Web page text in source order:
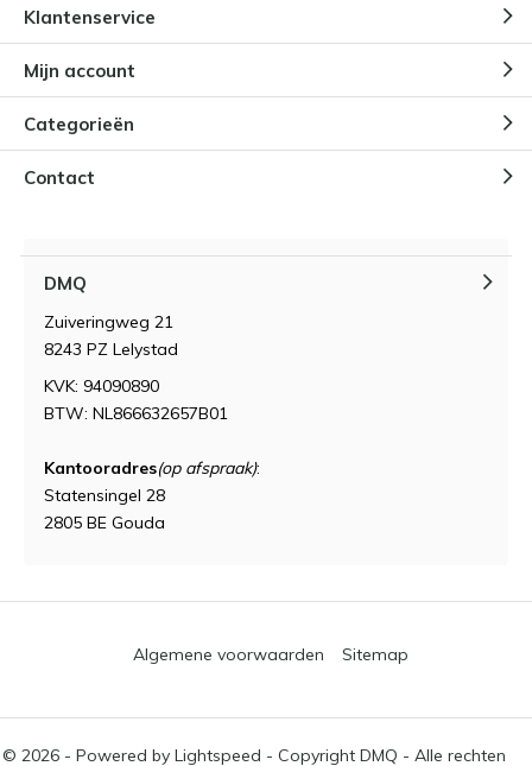
Klantenservice
Mijn account
Categorieën
Contact
DMQ
Zuiveringweg 21
8243 PZ Lelystad
KVK: 94090890
BTW: NL866632657B01
Kantooradres(op afspraak):
Statensingel 28
2805 BE Gouda
© 2026 - Powered by Lightspeed - Copyright DMQ - Alle rechten
Algemene voorwaarden Sitemap